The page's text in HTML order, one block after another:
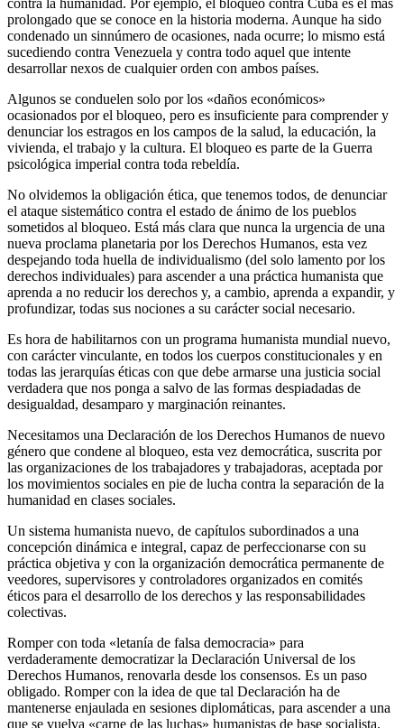
prolongado que se conoce en la historia moderna. Aunque ha sido
condenado un sinnúmero de ocasiones, nada ocurre; lo mismo está
sucediendo contra Venezuela y contra todo aquel que intente
desarrollar nexos de cualquier orden con ambos países.
Algunos se conduelen solo por los «daños económicos»
ocasionados por el bloqueo, pero es insuficiente para comprender y
denunciar los estragos en los campos de la salud, la educación, la
vivienda, el trabajo y la cultura. El bloqueo es parte de la Guerra
psicológica imperial contra toda rebeldía.
No olvidemos la obligación ética, que tenemos todos, de denunciar
el ataque sistemático contra el estado de ánimo de los pueblos
sometidos al bloqueo. Está más clara que nunca la urgencia de una
nueva proclama planetaria por los Derechos Humanos, esta vez
despejando toda huella de individualismo (del solo lamento por los
derechos individuales) para ascender a una práctica humanista que
aprenda a no reducir los derechos y, a cambio, aprenda a expandir, y
profundizar, todas sus nociones a su carácter social necesario.
Es hora de habilitarnos con un programa humanista mundial nuevo,
con carácter vinculante, en todos los cuerpos constitucionales y en
todas las jerarquías éticas con que debe armarse una justicia social
verdadera que nos ponga a salvo de las formas despiadadas de
desigualdad, desamparo y marginación reinantes.
Necesitamos una Declaración de los Derechos Humanos de nuevo
género que condene al bloqueo, esta vez democrática, suscrita por
las organizaciones de los trabajadores y trabajadoras, aceptada por
los movimientos sociales en pie de lucha contra la separación de la
humanidad en clases sociales.
Un sistema humanista nuevo, de capítulos subordinados a una
concepción dinámica e integral, capaz de perfeccionarse con su
práctica objetiva y con la organización democrática permanente de
veedores, supervisores y controladores organizados en comités
éticos para el desarrollo de los derechos y las responsabilidades
colectivas.
Romper con toda «letanía de falsa democracia» para
verdaderamente democratizar la Declaración Universal de los
Derechos Humanos, renovarla desde los consensos. Es un paso
obligado. Romper con la idea de que tal Declaración ha de
mantenerse enjaulada en sesiones diplomáticas, para ascender a una
que se vuelva «carne de las luchas» humanistas de base socialista.